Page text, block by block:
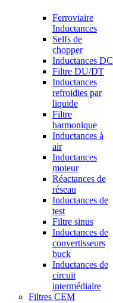
Ferroviaire
Inductances
Selfs de
chopper
Inductances DC
Filtre DU/DT
Inductances
refroidies par
liquide
Filtre
harmonique
Inductances à
air
Inductances
moteur
Réactances de
réseau
Inductances de
test
Filtre sinus
Inductances de
convertisseurs
buck
Inductances de
circuit
intermédiaire
Filtres CEM